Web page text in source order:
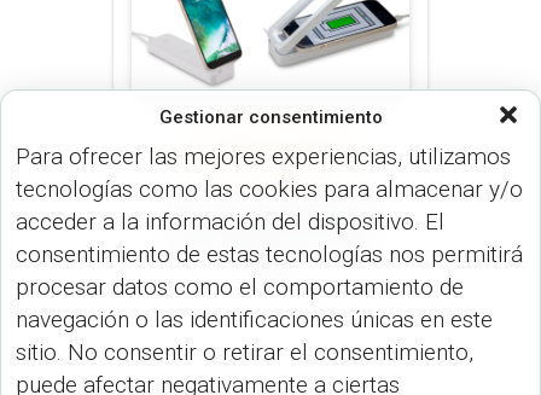
Gestionar consentimiento
Para ofrecer las mejores experiencias, utilizamos
tecnologías como las cookies para almacenar y/o
acceder a la información del dispositivo. El
consentimiento de estas tecnologías nos permitirá
procesar datos como el comportamiento de
navegación o las identificaciones únicas en este
sitio. No consentir o retirar el consentimiento,
puede afectar negativamente a ciertas
TECNOLÓGICOS) LÁMPARAS
(ILUMINACIÓN)
Cargador Inalámbrico
con Lámpara Flex TE-